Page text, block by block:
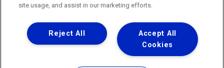
Uma empresa
Copyright ® 2026 - Todos os Direitos Reservados.
Nossa natureza movimenta a vida
site usage, and assist in our marketing efforts.
Accept All
Cookies
Reject All